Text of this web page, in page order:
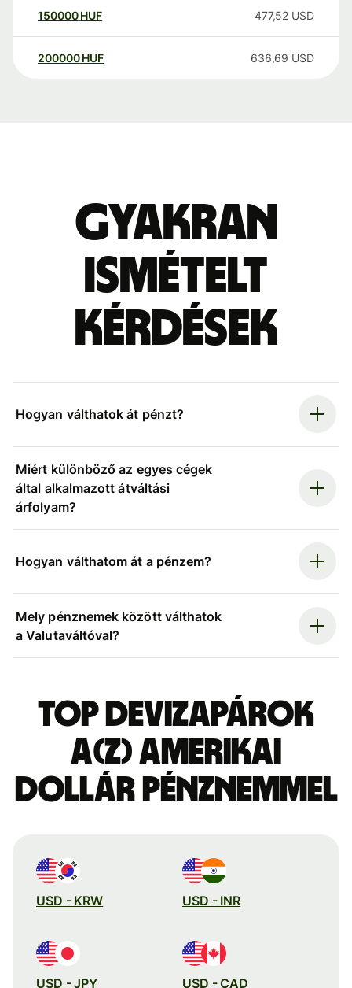
150000 HUF 477,52 USD
200000 HUF 636,69 USD
Gyakran
ismételt
kérdések
Hogyan válthatok át pénzt?
Miért különböző az egyes cégek
által alkalmazott átváltási
árfolyam?
Hogyan válthatom át a pénzem?
Mely pénznemek között válthatok
a Valutaváltóval?
Top devizapárok
a(z) amerikai
dollár pénznemmel
USD - KRW USD - INR
USD - JPY USD - CAD